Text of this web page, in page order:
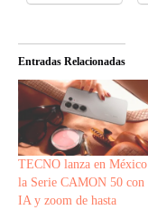
Entradas Relacionadas
TECNO lanza en México
la Serie CAMON 50 con
IA y zoom de hasta